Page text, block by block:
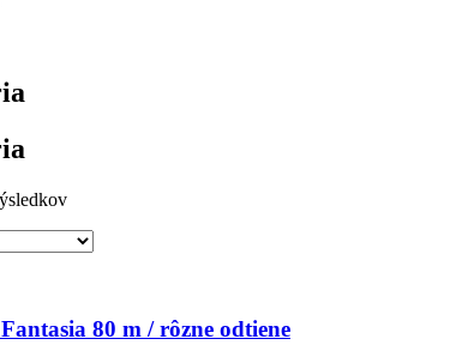
80 m / rôzne odtiene